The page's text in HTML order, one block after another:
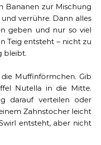
Bananen zur Mischung
verrühre. Dann alles
geben und nur so viel
Teig entsteht – nicht zu
bleibt.
Muffinförmchen. Gib
Nutella in die Mitte.
darauf verteilen oder
Zahnstocher leicht
entsteht, aber nicht